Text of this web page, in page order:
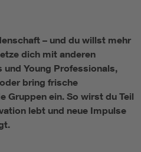
– und du willst mehr
dich mit anderen
Young Professionals,
bring frische
Gruppen ein. So wirst du Teil
lebt und neue Impulse